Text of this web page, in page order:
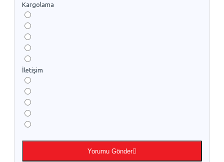
Kargolama
İletişim
Yorumu Gönder